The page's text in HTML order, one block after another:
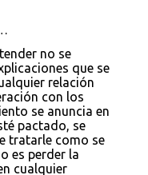
no se
que se
relación
con los
se anuncia en
pactado, se
tratarle como se
es perder la
cualquier